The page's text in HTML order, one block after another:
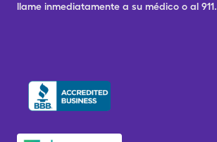
llame inmediatamente a su médico o al 911.